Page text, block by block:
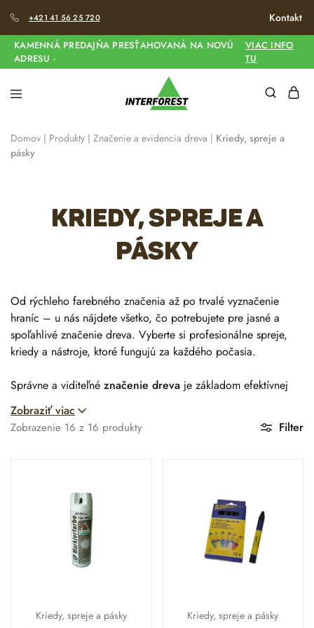
+421 41 56 25 720 Kontakt
KAMENNÁ PREDAJŇA PRESŤAHOVANÁ NA NOVÚ
ADRESU -
VIAC INFO
TU
Domov | Produkty | Značenie a evidencia dreva | Kriedy, spreje a
pásky
Kriedy, spreje a
pásky
Od rýchleho farebného značenia až po trvalé vyznačenie
hraníc – u nás nájdete všetko, čo potrebujete pre jasné a
spoľahlivé značenie dreva. Vyberte si profesionálne spreje,
kriedy a nástroje, ktoré fungujú za každého počasia.
Správne a viditeľné značenie dreva je základom efektívnej
práce v lesníctve, drevárstve aj stavebníctve. Či už potrebujete
rýchlo odlíšiť sortimenty, vyznačiť hranice porastu alebo
zabezpečiť pracovný priestor, v našej ponuke nájdete
Značkovacie spreje:
Rýchlosť a viditeľnosť
aby písali na akýkoľvek povrch a vydržali roky.
Zobraziť viac
Filter
Zobrazenie 16 z 16 produkty
Kriedy, spreje a pásky
Kriedy, spreje a pásky